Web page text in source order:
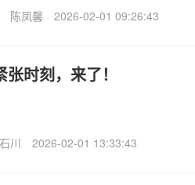
陈凤馨 2026-02-01 09:26:43
时刻，来了！
川 2026-02-01 13:33:43